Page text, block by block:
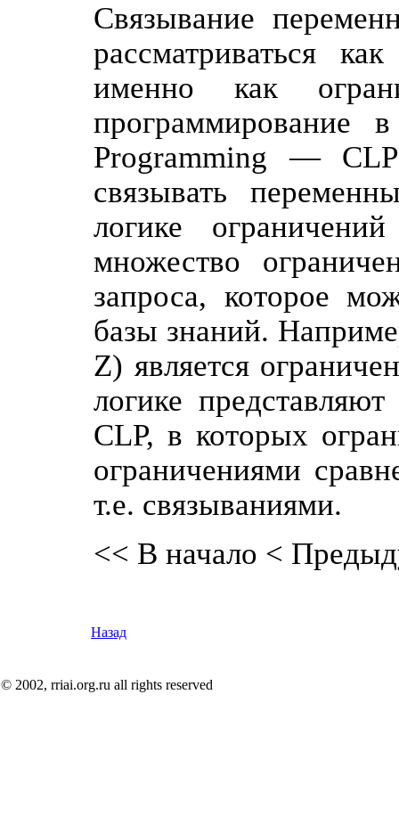
Связывание
рассматриваться
именно как
программирование
Programming —
связывать
логике
множество
запроса, которое
базы знаний.
Ζ) является
логике
CLP, в которых
ограничениями
т.е. связываниями.
<< В начало <
Назад
© 2002, rriai.org.ru all rights reserved